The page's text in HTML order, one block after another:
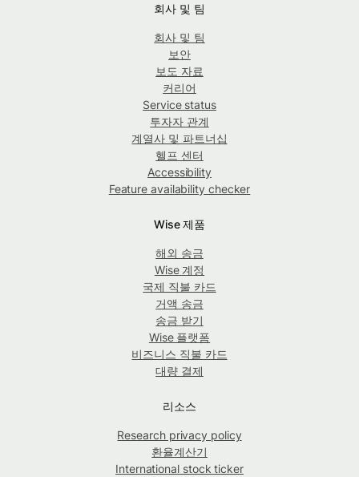
회사 및 팀
회사 및 팀
보안
보도 자료
커리어
Service status
투자자 관계
계열사 및 파트너십
헬프 센터
Accessibility
Feature availability checker
Wise 제품
해외 송금
Wise 계정
국제 직불 카드
거액 송금
송금 받기
Wise 플랫폼
비즈니스 직불 카드
대량 결제
리소스
Research privacy policy
환율계산기
International stock ticker